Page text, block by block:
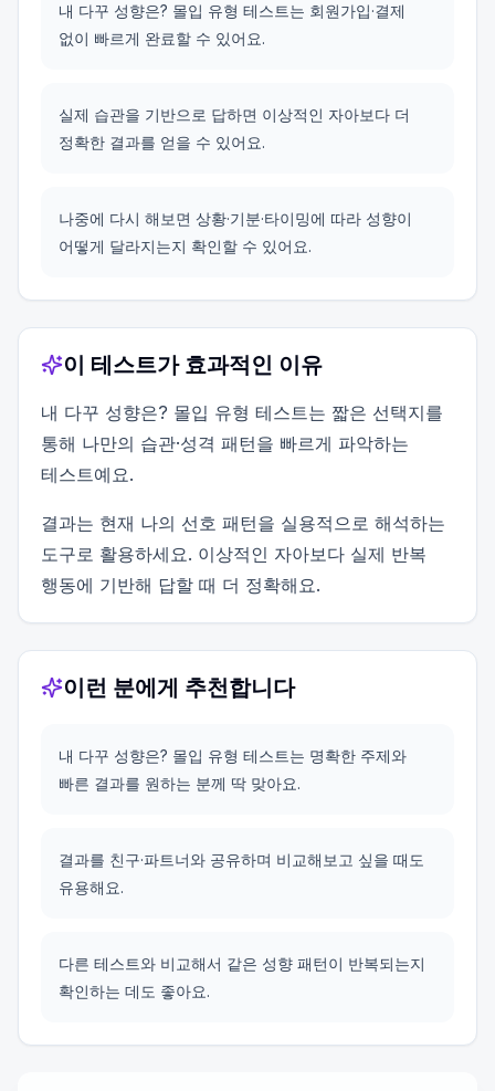
내 다꾸 성향은? 몰입 유형 테스트는 회원가입·결제
없이 빠르게 완료할 수 있어요.
실제 습관을 기반으로 답하면 이상적인 자아보다 더
정확한 결과를 얻을 수 있어요.
나중에 다시 해보면 상황·기분·타이밍에 따라 성향이
어떻게 달라지는지 확인할 수 있어요.
이 테스트가 효과적인 이유
내 다꾸 성향은? 몰입 유형 테스트는 짧은 선택지를
통해 나만의 습관·성격 패턴을 빠르게 파악하는
테스트예요.
결과는 현재 나의 선호 패턴을 실용적으로 해석하는
도구로 활용하세요. 이상적인 자아보다 실제 반복
행동에 기반해 답할 때 더 정확해요.
이런 분에게 추천합니다
내 다꾸 성향은? 몰입 유형 테스트는 명확한 주제와
빠른 결과를 원하는 분께 딱 맞아요.
결과를 친구·파트너와 공유하며 비교해보고 싶을 때도
유용해요.
다른 테스트와 비교해서 같은 성향 패턴이 반복되는지
확인하는 데도 좋아요.